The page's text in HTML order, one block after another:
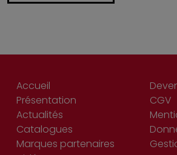
Accueil
Présentation
Actualités
Catalogues
Marques partenaires
CGV